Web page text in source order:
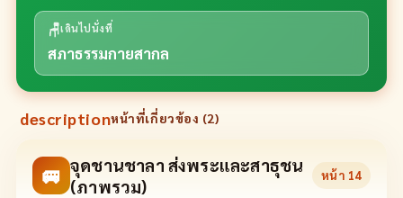
🪑เดินไปนั่งที่
สภาธรรมกายสากล
descriptionหน้าที่เกี่ยวข้อง (2)
🚐 จุดชานชาลา ส่งพระและสาธุชน
(ภาพรวม)
หน้า 14